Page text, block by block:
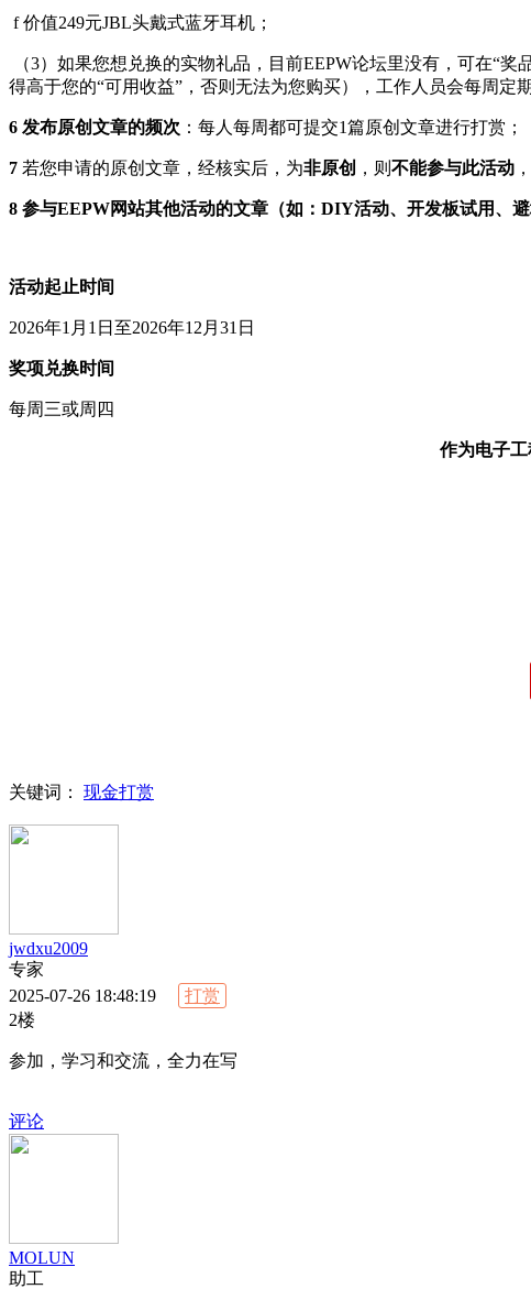
f 价值249元JBL头戴式蓝牙耳机；
（3）如果您想兑换的实物礼品，目前EEPW论坛里没有，可在“奖
得高于您的“可用收益”，否则无法为您购买），工作人员会每周定
6 发布原创文章的频次 ：每人每周都可提交1篇原创文章进行打赏；
7 若您申请的原创文章，经核实后，为非原创 ，则 不能参与此活动
8 参与EEPW网站其他活动的文章（如：DIY活动、开发板试用、
活动起止时间
2026年1月1日至2026年12月31日
奖项兑换时间
每周三或周四
作为电子
关键词： 现金打赏
jwdxu2009
专家
2025-07-26 18:48:19
打赏
2楼
参加，学习和交流，全力在写
评论
MOLUN
助工